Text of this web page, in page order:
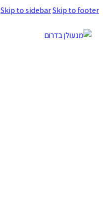
Skip to sidebarSkip to footer